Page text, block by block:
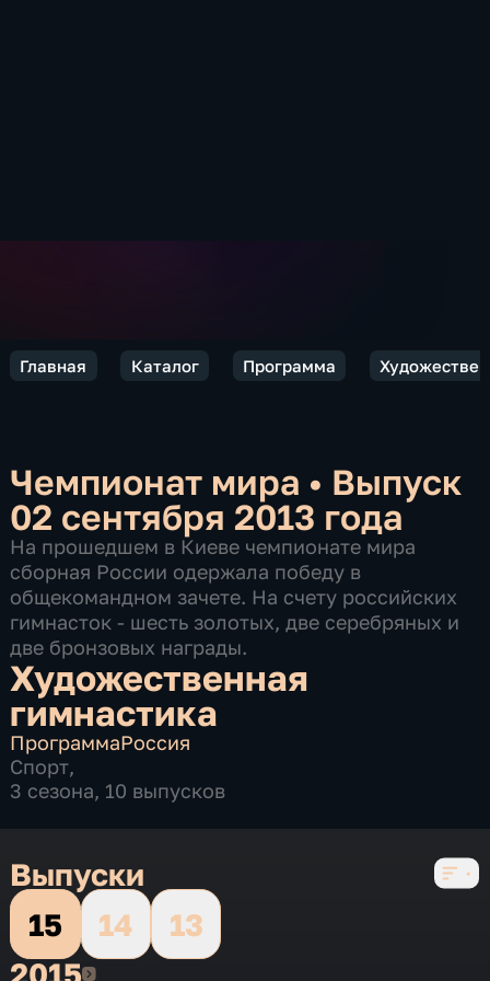
Главная Каталог Программа
Чемпионат мира • Выпуск
02 сентября 2013 года
На прошедшем в Киеве чемпионате мира
сборная России одержала победу в
общекомандном зачете. На счету российских
гимнасток - шесть золотых, две серебряных и
две бронзовых награды.
Художественная
гимнастика
ПрограммаРоссия
Спорт,
3 сезона, 10 выпусков
Выпуски
15
14
13
2015